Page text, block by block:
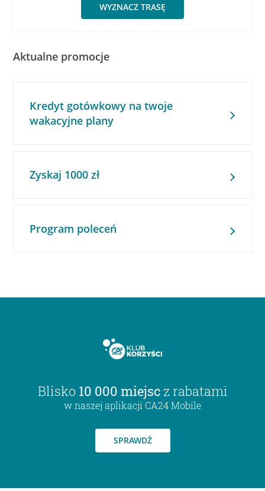
WYZNACZ TRASĘ
Aktualne promocje
Kredyt gotówkowy na twoje
wakacyjne plany
Zyskaj 1000 zł
Program poleceń
Blisko 10 000 miejsc z rabatami
w naszej aplikacji CA24 Mobile
SPRAWDŹ